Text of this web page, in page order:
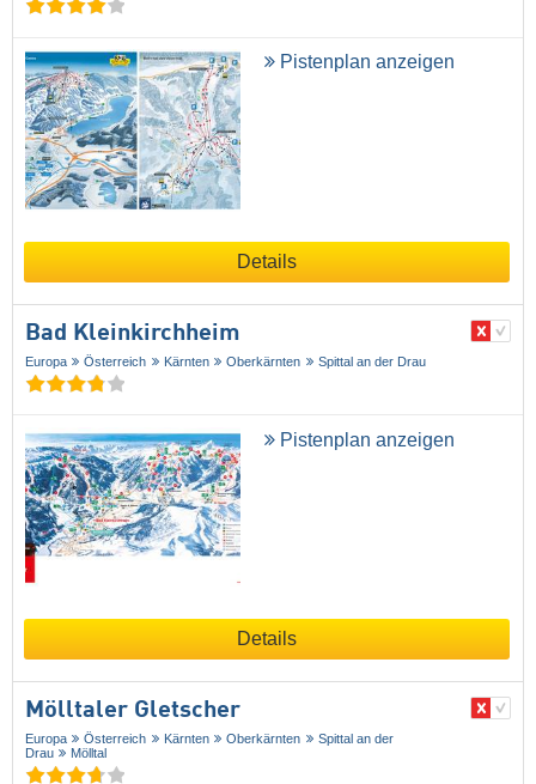
Pistenplan anzeigen
Details
Bad Kleinkirchheim
Europa Österreich Kärnten Oberkärnten Spittal an der Drau
Pistenplan anzeigen
Details
Mölltaler Gletscher
Europa Österreich Kärnten Oberkärnten
Spittal an der
Drau
Mölltal